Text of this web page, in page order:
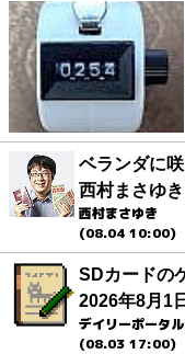
ベランダに
西村まさゆき
西村まさゆき
(08.04 10:00)
SDカードの
2026年8月1
デイリーポータ
(08.03 17:00)